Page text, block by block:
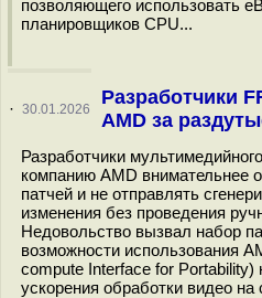
позволяющего использовать
планировщиков CPU...
· 30.01.2026
Разработчики
AMD за
Разработчики
компанию AMD внимательнее
патчей и не отправлять
изменения без проведения
Недовольство вызвал набор
возможности использования
compute Interface for
ускорения обработки видео